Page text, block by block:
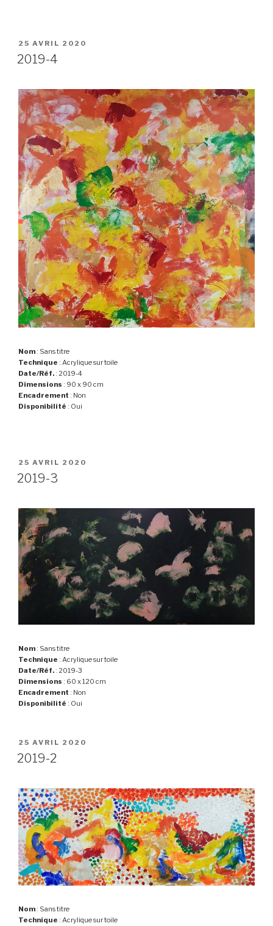
PUBLIÉ
LE
25 AVRIL 2020
2019-4
Nom : Sans titre
Technique : Acrylique sur toile
Date/Réf. : 2019-4
Dimensions : 90 x 90 cm
Encadrement : Non
Disponibilité : Oui
PUBLIÉ
LE
25 AVRIL 2020
2019-3
Nom : Sans titre
Technique : Acrylique sur toile
Date/Réf. : 2019-3
Dimensions : 60 x 120 cm
Encadrement : Non
Disponibilité : Oui
PUBLIÉ
LE
25 AVRIL 2020
2019-2
Nom : Sans titre
Technique : Acrylique sur toile